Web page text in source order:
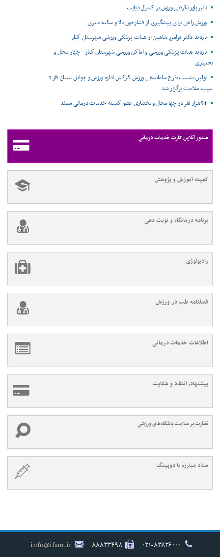
تاثیر باور نکردنی ورزش بر کنترل دیابت
ورزش راهی برای پیشگیری از فشارخون بالا و سکته مغزی
بازدید دکتر فرامرز شاهین از هیات پزشکی ورزشی شهرستان کیار
بازدید هیات پزشکی ورزشی و اماکن ورزشی شهرستان کیار - چهار محال و
بختیاری
اولین نشست طرح ساماندهی ورزش کارکنان اداره ورزش و جوانان استان فاز 1
سیب سلامت برگزار شد
54هزار نفر در چها محال و بختیاری عضو کمیته خدمات درمانی شدند
صدور آنلاین کارت خدمات درمانی
کمیته آموزش و پژوهش
برنامه درمانگاه و نوبت دهی
رادیولوژی
فصلنامه طب در ورزش
اطلاعات خدمات درمانی
پیشنهاد، انتقاد و شکایت
نظارت بر سلامت باشگاه‌های ورزشی
ستاد مبارزه با دوپینگ
۸۸۸۳۳۴۹۸ info@ifsm.ir